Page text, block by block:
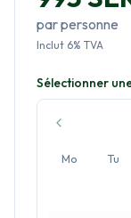
par personne
Inclut 6% TVA
Sélectionner
Mo Tu